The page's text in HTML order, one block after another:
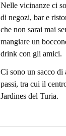
Nelle vicinanze ci
di negozi, bar e
che non sarai mai
mangiare un
drink con gli amici.
Ci sono un sacco di
passi, tra cui il
Jardines del Turia.